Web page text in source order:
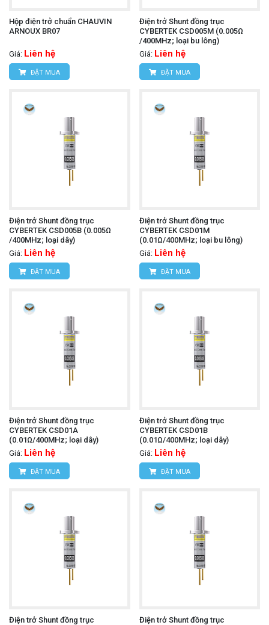
Hộp điện trở chuẩn CHAUVIN
ARNOUX BR07
Giá: Liên hệ
ĐẶT MUA
Điện trở Shunt đồng trục
CYBERTEK CSD005M (0.005Ω
/400MHz; loại bu lông)
Giá: Liên hệ
ĐẶT MUA
Điện trở Shunt đồng trục
CYBERTEK CSD005B (0.005Ω
/400MHz; loại dây)
Giá: Liên hệ
ĐẶT MUA
Điện trở Shunt đồng trục
CYBERTEK CSD01M
(0.01Ω/400MHz; loại bu lông)
Giá: Liên hệ
ĐẶT MUA
Điện trở Shunt đồng trục
CYBERTEK CSD01A
(0.01Ω/400MHz; loại dây)
Giá: Liên hệ
ĐẶT MUA
Điện trở Shunt đồng trục
CYBERTEK CSD01B
(0.01Ω/400MHz; loại dây)
Giá: Liên hệ
ĐẶT MUA
Điện trở Shunt đồng trục
Điện trở Shunt đồng trục